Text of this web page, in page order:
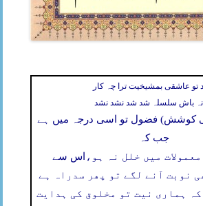
تو عاشقی بمشیخیت ترا چہ کار
باش سلسلہ شد شد نشد نشد
کوشش) فضول تو اسی درجہ میں ہے
جب کہ
اس سے میں خلل نہ ہو،
نوبت آنے لگے تو پھر سدراہ ہے
ہماری نیت تو مخلوق کی ہدایت